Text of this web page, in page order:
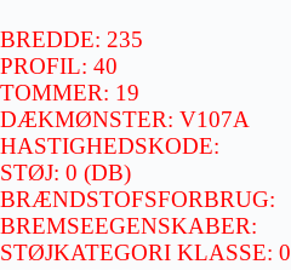
BREDDE: 235
PROFIL: 40
TOMMER: 19
DÆKMØNSTER: V107A
HASTIGHEDSKODE:
STØJ: 0 (DB)
BRÆNDSTOFSFORBRUG:
BREMSEEGENSKABER:
STØJKATEGORI KLASSE: 0